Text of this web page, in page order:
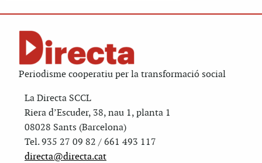
Periodisme cooperatiu per la transformació social
La Directa SCCL
Riera d’Escuder, 38, nau 1, planta 1
08028 Sants (Barcelona)
Tel. 935 27 09 82 / 661 493 117
directa@directa.cat